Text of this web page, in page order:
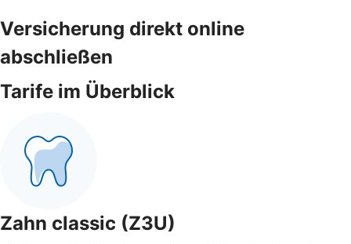
Versicherung direkt online
abschließen
Tarife im Überblick
Zahn classic (Z3U)